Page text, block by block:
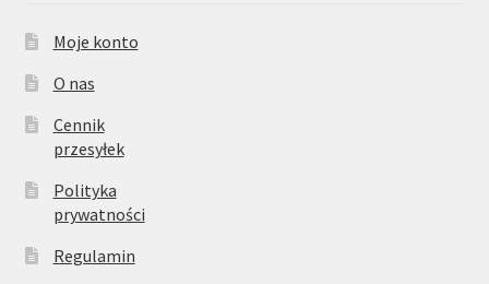
Moje konto
O nas
Cennik
przesyłek
Polityka
prywatności
Regulamin